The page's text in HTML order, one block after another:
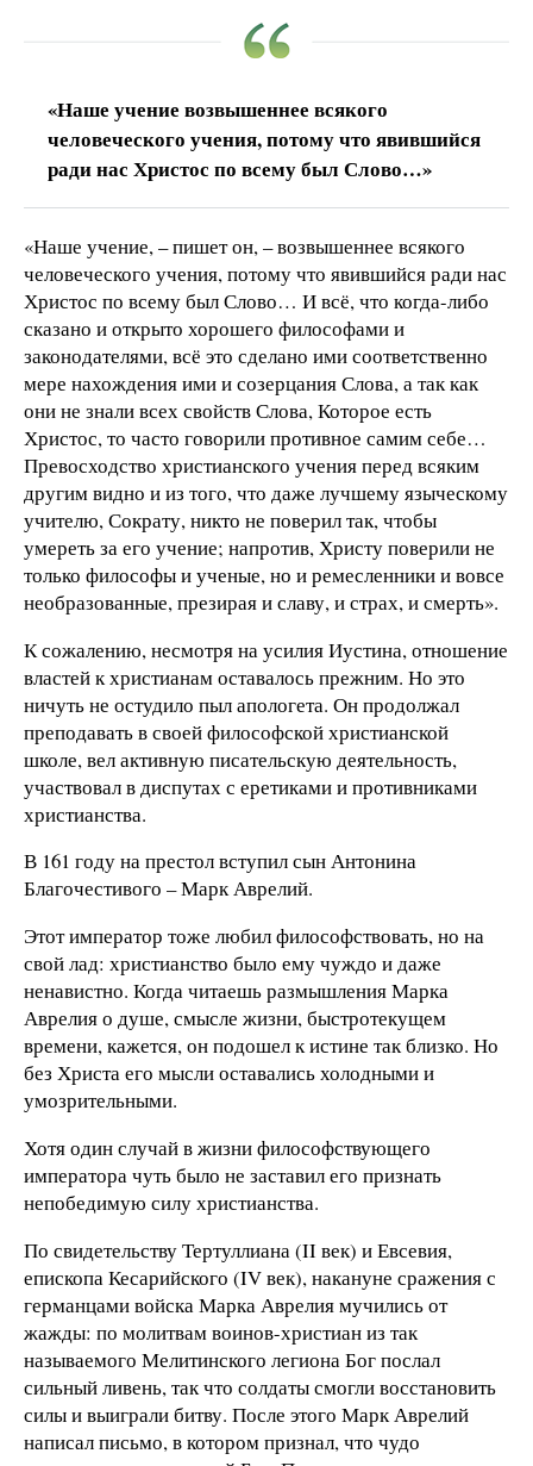
«Наше учение возвышеннее всякого
человеческого учения, потому что явившийся
ради нас Христос по всему был Слово…»
«Наше учение, – пишет он, – возвышеннее всякого
человеческого учения, потому что явившийся ради нас
Христос по всему был Слово… И всё, что когда-либо
сказано и открыто хорошего философами и
законодателями, всё это сделано ими соответственно
мере нахождения ими и созерцания Слова, а так как
они не знали всех свойств Слова, Которое есть
Христос, то часто говорили противное самим себе…
Превосходство христианского учения перед всяким
другим видно и из того, что даже лучшему языческому
учителю, Сократу, никто не поверил так, чтобы
умереть за его учение; напротив, Христу поверили не
только философы и ученые, но и ремесленники и вовсе
необразованные, презирая и славу, и страх, и смерть».
К сожалению, несмотря на усилия Иустина, отношение
властей к христианам оставалось прежним. Но это
ничуть не остудило пыл апологета. Он продолжал
преподавать в своей философской христианской
школе, вел активную писательскую деятельность,
участвовал в диспутах с еретиками и противниками
христианства.
В 161 году на престол вступил сын Антонина
Благочестивого – Марк Аврелий.
Этот император тоже любил философствовать, но на
свой лад: христианство было ему чуждо и даже
ненавистно. Когда читаешь размышления Марка
Аврелия о душе, смысле жизни, быстротекущем
времени, кажется, он подошел к истине так близко. Но
без Христа его мысли оставались холодными и
умозрительными.
Хотя один случай в жизни философствующего
императора чуть было не заставил его признать
непобедимую силу христианства.
По свидетельству Тертуллиана (II век) и Евсевия,
епископа Кесарийского (IV век), накануне сражения с
германцами войска Марка Аврелия мучились от
жажды: по молитвам воинов-христиан из так
называемого Мелитинского легиона Бог послал
сильный ливень, так что солдаты смогли восстановить
силы и выиграли битву. После этого Марк Аврелий
написал письмо, в котором признал, что чудо